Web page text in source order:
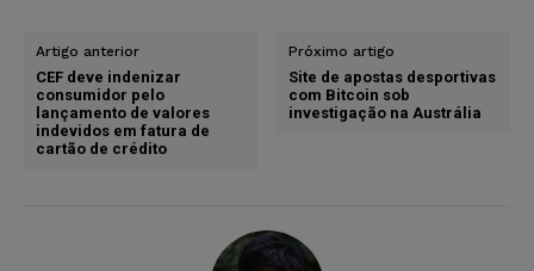
Artigo anterior
CEF deve indenizar
consumidor pelo
lançamento de valores
indevidos em fatura de
cartão de crédito
Próximo artigo
Site de apostas desportivas
com Bitcoin sob
investigação na Austrália